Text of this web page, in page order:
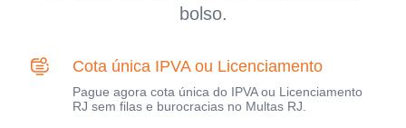
bolso.
Cota única IPVA ou Licenciamento
Pague agora cota única do IPVA ou Licenciamento
RJ sem filas e burocracias no Multas RJ.